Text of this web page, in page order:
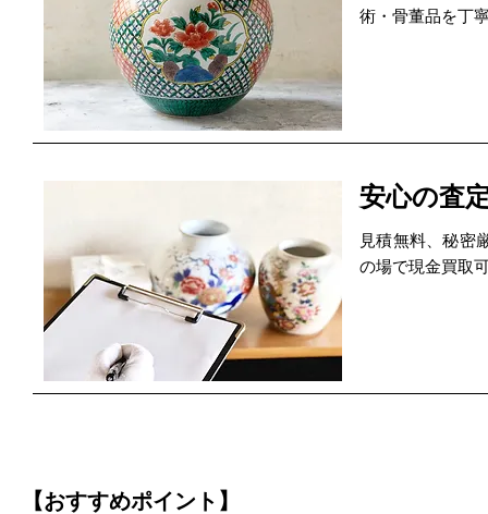
術・骨董品を丁
安心の査
見積無料、秘密
の場で現金買取
【おすすめポイント】